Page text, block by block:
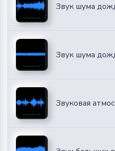
Звук шума
Звук шума
Звуковая